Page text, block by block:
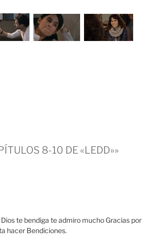
8-10 DE «LEDD»»
te bendiga te admiro mucho Gracias por
hacer Bendiciones.